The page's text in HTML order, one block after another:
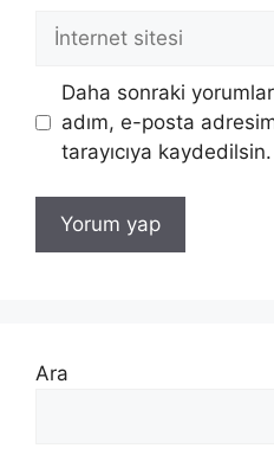
İnternet
sitesi
Daha sonraki
adım, e-posta
tarayıcıya kaydedilsin.
Ara